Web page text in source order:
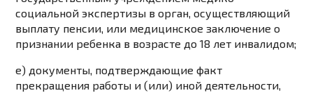
социальной экспертизы в орган, осуществляющий
выплату пенсии, или медицинское заключение о
признании ребенка в возрасте до 18 лет инвалидом;
е) документы, подтверждающие факт
прекращения работы и (или) иной деятельности,